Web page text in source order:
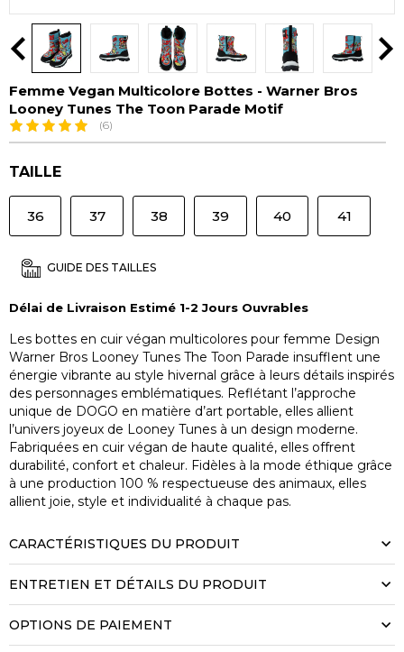
Femme Vegan Multicolore Bottes - Warner Bros
Looney Tunes The Toon Parade Motif
(6)
TAILLE
36 37 38 39 40 41
GUIDE DES TAILLES
Délai de Livraison Estimé 1-2 Jours Ouvrables
Les bottes en cuir végan multicolores pour femme Design
Warner Bros Looney Tunes The Toon Parade insufflent une
énergie vibrante au style hivernal grâce à leurs détails inspirés
des personnages emblématiques. Reflétant l’approche
unique de DOGO en matière d’art portable, elles allient
l’univers joyeux de Looney Tunes à un design moderne.
Fabriquées en cuir végan de haute qualité, elles offrent
durabilité, confort et chaleur. Fidèles à la mode éthique grâce
à une production 100 % respectueuse des animaux, elles
allient joie, style et individualité à chaque pas.
CARACTÉRISTIQUES DU PRODUIT
ENTRETIEN ET DÉTAILS DU PRODUIT
OPTIONS DE PAIEMENT